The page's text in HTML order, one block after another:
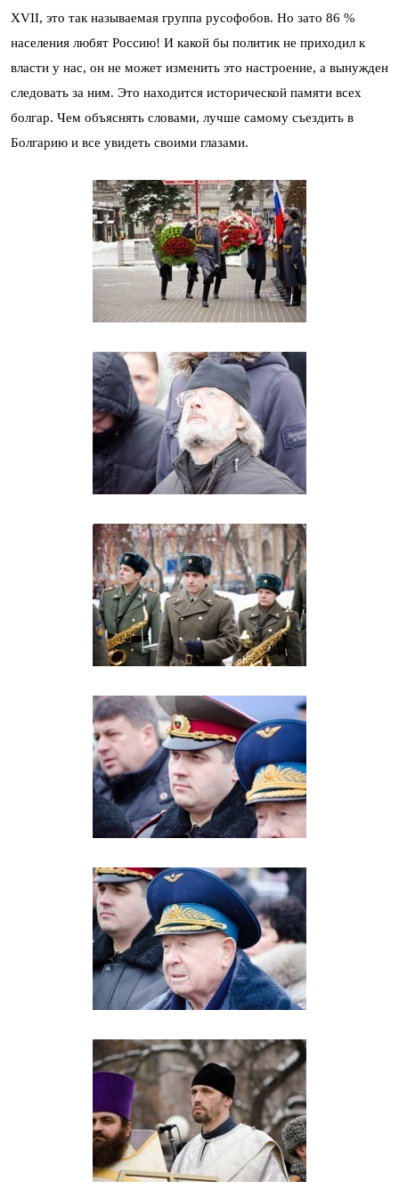
XVII, это так называемая группа русофобов. Но зато 86 %
населения любят Россию! И какой бы политик не приходил к
власти у нас, он не может изменить это настроение, а вынужден
следовать за ним. Это находится исторической памяти всех
болгар. Чем объяснять словами, лучше самому съездить в
Болгарию и все увидеть своими глазами.